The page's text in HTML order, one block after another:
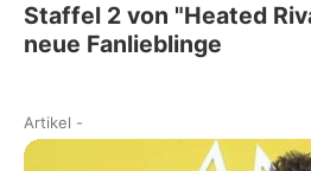
Staffel 2 von "Heated
neue Fanlieblinge
Artikel -